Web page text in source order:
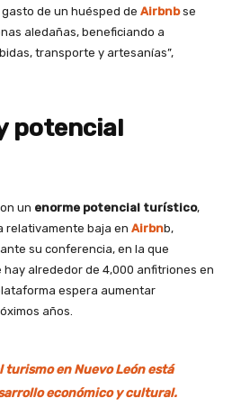
de un huésped de Airbnbse
aledañas, beneficiando a
transporte y artesanías”,
potencial
un enorme potencial turístico,
relativamente baja en Airbnb,
su conferencia, en la que
alrededor de 4,000 anfitriones en
espera aumentar
años.
turismo enNuevo Leónestá
económico y cultural.